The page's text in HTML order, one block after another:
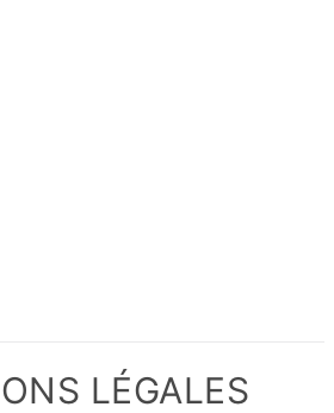
LÉGALES